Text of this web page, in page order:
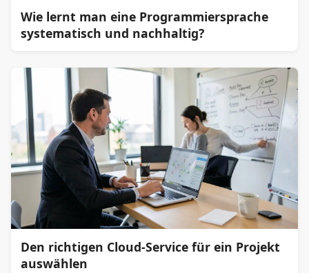
Wie lernt man eine Programmiersprache
systematisch und nachhaltig?
Den richtigen Cloud-Service für ein Projekt
auswählen